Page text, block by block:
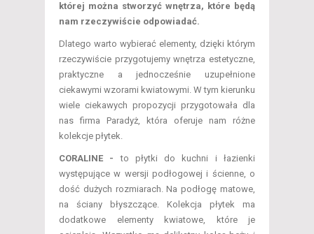
której można stworzyć wnętrza, które będą
nam rzeczywiście odpowiadać.
Dlatego warto wybierać elementy, dzięki którym
rzeczywiście przygotujemy wnętrza estetyczne,
praktyczne a jednocześnie uzupełnione
ciekawymi wzorami kwiatowymi. W tym kierunku
wiele ciekawych propozycji przygotowała dla
nas firma Paradyż, która oferuje nam różne
kolekcje płytek.
CORALINE - to płytki do kuchni i łazienki
występujące w wersji podłogowej i ścienne, o
dość dużych rozmiarach. Na podłogę matowe,
na ściany błyszczące. Kolekcja płytek ma
dodatkowe elementy kwiatowe, które je